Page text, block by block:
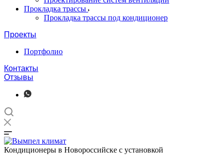
Прокладка трассы
Прокладка трассы под кондиционер
Проекты
Портфолио
Контакты
Отзывы
Кондиционеры в Новороссийске с установкой